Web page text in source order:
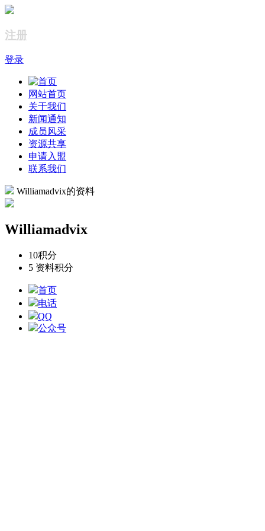
注册
登录
网站首页
关于我们
新闻通知
成员风采
资源共享
申请入盟
联系我们
Williamadvix的资料
Williamadvix
10积分
5 资料积分
首页
电话
QQ
公众号